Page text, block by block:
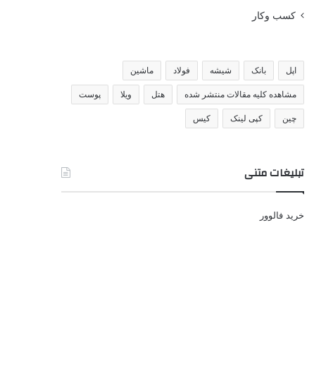
کسب وکار
اپل بانک شیشه فولاد ماشین
مشاهده کلیه مقالات منتشر شده هتل ویلا پوست
چین کپی لینک کیس
تبلیغات متنی
خرید فالوور